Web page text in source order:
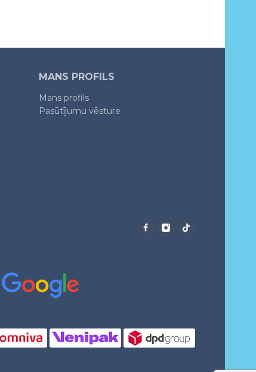
MANS PROFILS
Mans profils
Pasūtījumu vēsture